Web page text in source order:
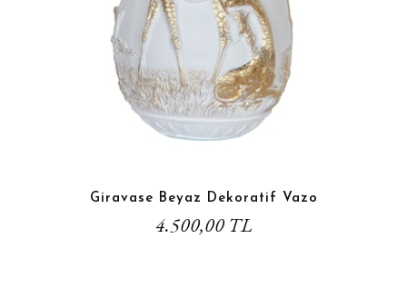
Giravase Beyaz Dekoratif Vazo
4.500,00 TL